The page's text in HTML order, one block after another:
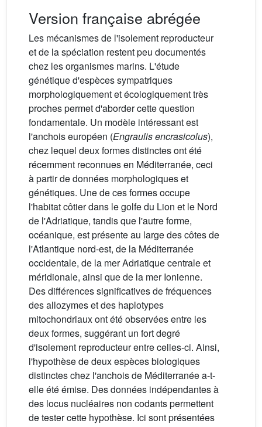
Version française abrégée
Les mécanismes de l'isolement reproducteur
et de la spéciation restent peu documentés
chez les organismes marins. L'étude
génétique d'espèces sympatriques
morphologiquement et écologiquement très
proches permet d'aborder cette question
fondamentale. Un modèle intéressant est
l'anchois européen (Engraulis encrasicolus),
chez lequel deux formes distinctes ont été
récemment reconnues en Méditerranée, ceci
à partir de données morphologiques et
génétiques. Une de ces formes occupe
l'habitat côtier dans le golfe du Lion et le Nord
de l'Adriatique, tandis que l'autre forme,
océanique, est présente au large des côtes de
l'Atlantique nord-est, de la Méditerranée
occidentale, de la mer Adriatique centrale et
méridionale, ainsi que de la mer Ionienne.
Des différences significatives de fréquences
des allozymes et des haplotypes
mitochondriaux ont été observées entre les
deux formes, suggérant un fort degré
d'isolement reproducteur entre celles-ci. Ainsi,
l'hypothèse de deux espèces biologiques
distinctes chez l'anchois de Méditerranée a-t-
elle été émise. Des données indépendantes à
des locus nucléaires non codants permettent
de tester cette hypothèse. Ici sont présentées